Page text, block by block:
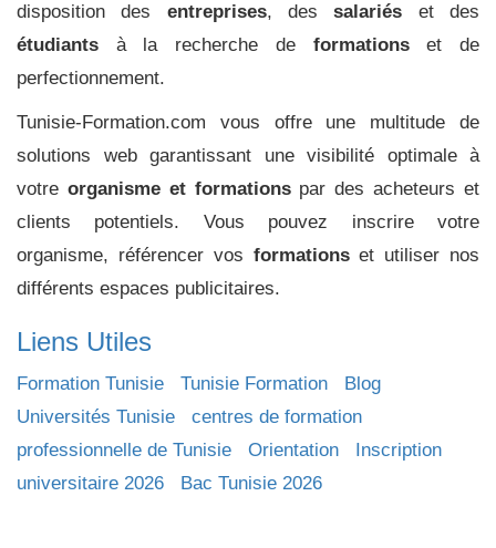
disposition des entreprises, dessalariés et des
étudiants à la recherche de formationset de
perfectionnement.
Tunisie-Formation.com vous offre une multitude de
solutions web garantissant une visibilité optimale à
votre organisme et formationspar des acheteurs et
clients potentiels. Vous pouvez inscrire votre
organisme, référencer vos formationset utiliser nos
différents espaces publicitaires.
Liens Utiles
Formation Tunisie Tunisie Formation
Blog
Universités Tunisie
centres de formation
professionnelle de Tunisie
Orientation
Inscription
universitaire 2026
Bac Tunisie 2026